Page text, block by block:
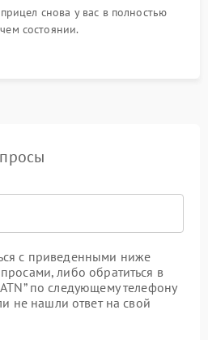
снова у вас в полностью
состоянии.
с приведенными ниже
либо обратиться в
по следующему телефону
не нашли ответ на свой